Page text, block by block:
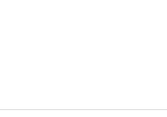
un nouvel onglet)
onglet)
nouvel onglet)